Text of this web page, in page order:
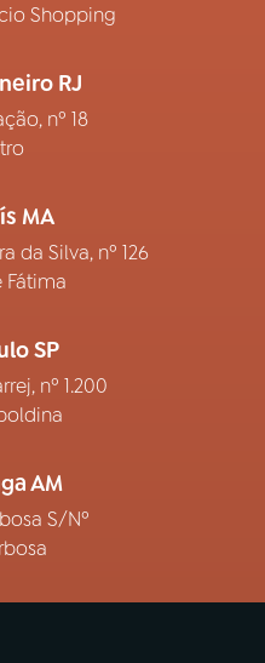
Shopping
RJ
nº 18
MA
da Silva, nº 126
Fátima
SP
nº 1.200
AM
S/Nº